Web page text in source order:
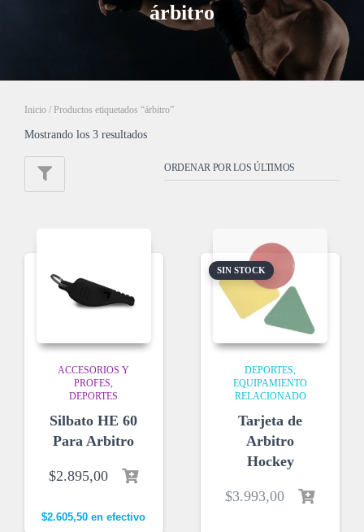
árbitro
Inicio / Productos etiquetados “árbitro”
Mostrando los 3 resultados
ACCESORIOS Y
PROFES
DEPORTES
Silbato HE 60
Para Arbitro
$2.895,00
$2.605,50 en efectivo
SIN STOCK
DEPORTES
EQUIPAMIENTO
RELACIONADO
Tarjeta de
Arbitro
Hockey
$3.993,00